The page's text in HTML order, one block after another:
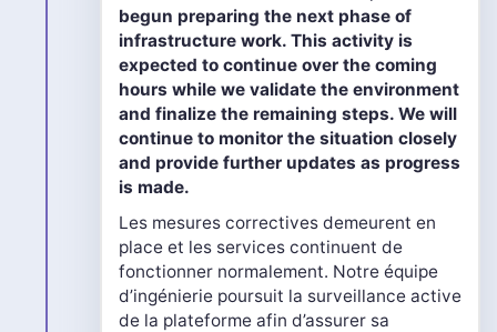
begun preparing the next phase of
infrastructure work. This activity is
expected to continue over the coming
hours while we validate the environment
and finalize the remaining steps. We will
continue to monitor the situation closely
and provide further updates as progress
is made.
Les mesures correctives demeurent en
place et les services continuent de
fonctionner normalement. Notre équipe
d’ingénierie poursuit la surveillance active
de la plateforme afin d’assurer sa